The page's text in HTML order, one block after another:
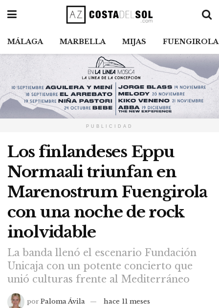
MÁLAGA MARBELLA MIJAS FUENGIROLA
PUBLICIDAD
Los finlandeses Eppu
Normaali triunfan en
Marenostrum Fuengirola
con una noche de rock
inolvidable
La banda llenó el escenario Fundación
Unicaja con un potente concierto que
unió culturas frente al Mediterráneo
por Paloma Ávila
hace 11 meses